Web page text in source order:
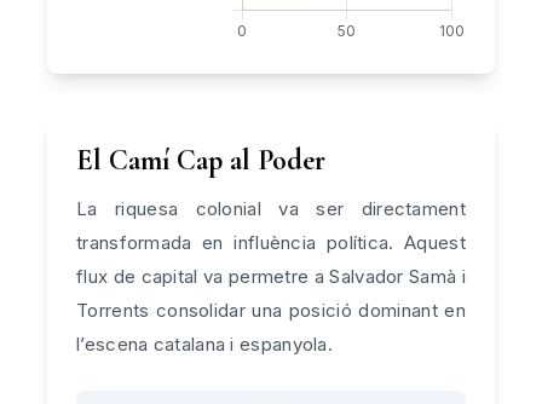
El Camí Cap al Poder
La riquesa colonial va ser directament
transformada en influència política. Aquest
flux de capital va permetre a Salvador Samà i
Torrents consolidar una posició dominant en
l’escena catalana i espanyola.